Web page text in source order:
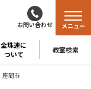
お問い合わせ
全珠連に
ついて
教室検索
メニュー
座間市